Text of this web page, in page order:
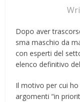
Dopo aver
sma maschio da
con esperti del
elenco definitivo
Il motivo per cui
argomenti “in